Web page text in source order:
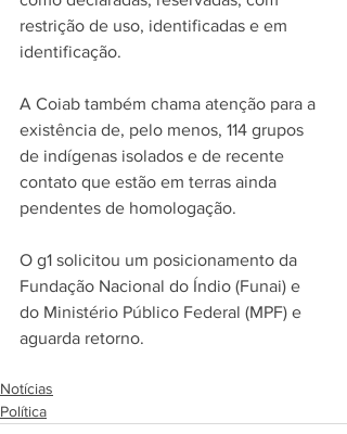
restrição de uso, identificadas e em
identificação.
A Coiab também chama atenção para a
existência de, pelo menos, 114 grupos
de indígenas isolados e de recente
contato que estão em terras ainda
pendentes de homologação.
O g1 solicitou um posicionamento da
Fundação Nacional do Índio (Funai) e
do Ministério Público Federal (MPF) e
aguarda retorno.
Notícias
Política